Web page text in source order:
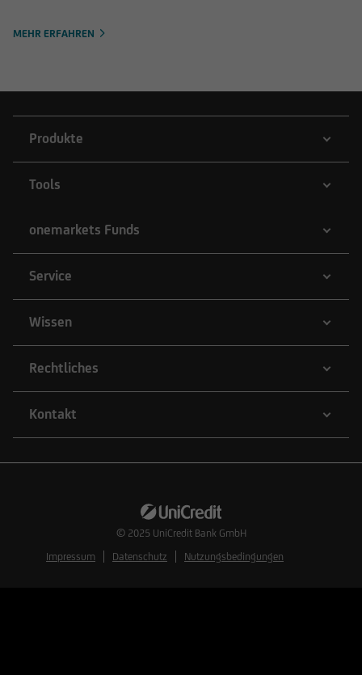
MEHR ERFAHREN
Produkte
Tools
onemarkets Funds
Service
Wissen
Rechtliches
Kontakt
© 2025 UniCredit Bank GmbH
Impressum
Datenschutz Nutzungsbedingungen